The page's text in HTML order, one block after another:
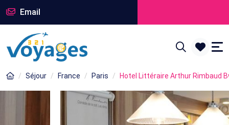
Email
Séjour France Paris Hotel Littéraire Arthur Rimbaud